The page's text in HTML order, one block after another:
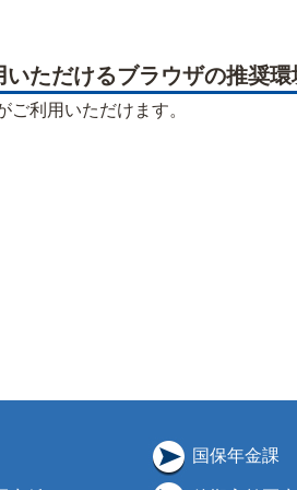
ただけるブラウザの推奨環
利用いただけます。
国保年金課